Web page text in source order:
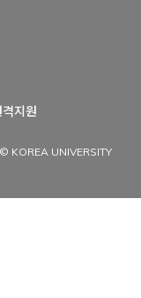
지원
KOREA UNIVERSITY